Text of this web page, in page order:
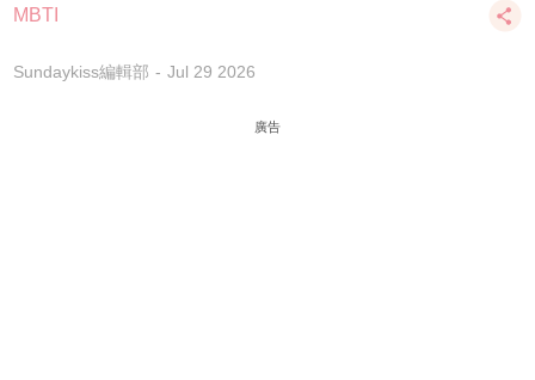
MBTI
Sundaykiss編輯部 Jul 29 2026
廣告